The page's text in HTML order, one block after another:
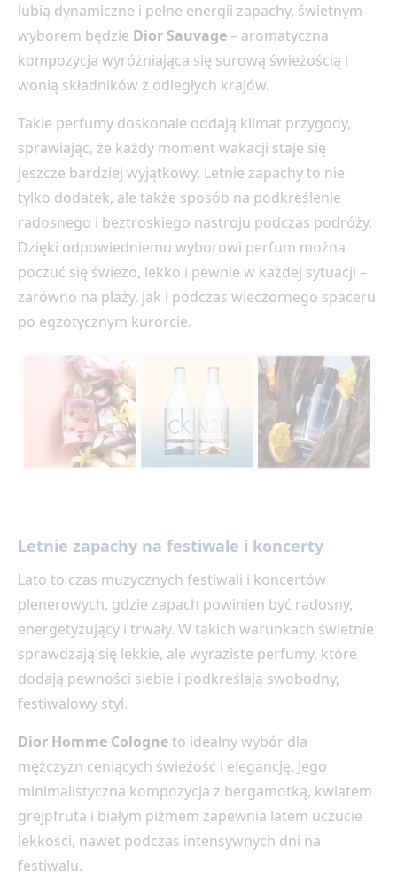
lubią dynamiczne i pełne energii zapachy, świetnym
wyborem będzie Dior Sauvage – aromatyczna
kompozycja wyróżniająca się surową świeżością i
wonią składników z odległych krajów.
Takie perfumy doskonale oddają klimat przygody,
sprawiając, że każdy moment wakacji staje się
jeszcze bardziej wyjątkowy. Letnie zapachy to nie
tylko dodatek, ale także sposób na podkreślenie
radosnego i beztroskiego nastroju podczas podróży.
Dzięki odpowiedniemu wyborowi perfum można
poczuć się świeżo, lekko i pewnie w każdej sytuacji –
zarówno na plaży, jak i podczas wieczornego spaceru
po egzotycznym kurorcie.
Letnie zapachy na festiwale i koncerty
Lato to czas muzycznych festiwali i koncertów
plenerowych, gdzie zapach powinien być radosny,
energetyzujący i trwały. W takich warunkach świetnie
sprawdzają się lekkie, ale wyraziste perfumy, które
dodają pewności siebie i podkreślają swobodny,
festiwalowy styl.
Dior Homme Cologneto idealny wybór dla
mężczyzn ceniących świeżość i elegancję. Jego
minimalistyczna kompozycja z bergamotką, kwiatem
grejpfruta i białym piżmem zapewnia latem uczucie
lekkości, nawet podczas intensywnych dni na
festiwalu.